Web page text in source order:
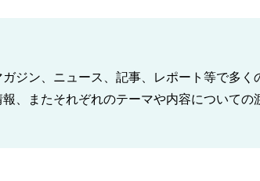
ジン、ニュース、記事、レポート等で多く
、またそれぞれのテーマや内容について